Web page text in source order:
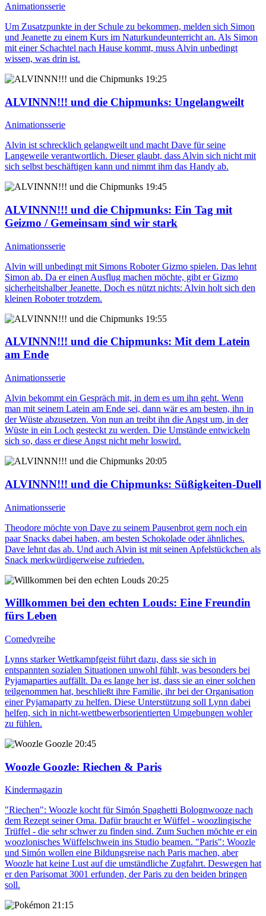
Animationsserie
Um Zusatzpunkte in der Schule zu bekommen, melden sich Simon
und Jeanette zu einem Kurs im Naturkundeunterricht an. Als Simon
mit einer Schachtel nach Hause kommt, muss Alvin unbedingt
wissen, was drin ist.
19:25
ALVINNN!!! und die Chipmunks: Ungelangweilt
Animationsserie
Alvin ist schrecklich gelangweilt und macht Dave für seine
Langeweile verantwortlich. Dieser glaubt, dass Alvin sich nicht mit
sich selbst beschäftigen kann und nimmt ihm das Handy ab.
19:45
ALVINNN!!! und die Chipmunks: Ein Tag mit
Geizmo / Gemeinsam sind wir stark
Animationsserie
Alvin will unbedingt mit Simons Roboter Gizmo spielen. Das lehnt
Simon ab. Da er einen Ausflug machen möchte, gibt er Gizmo
sicherheitshalber Jeanette. Doch es nützt nichts: Alvin holt sich den
kleinen Roboter trotzdem.
19:55
ALVINNN!!! und die Chipmunks: Mit dem Latein
am Ende
Animationsserie
Alvin bekommt ein Gespräch mit, in dem es um ihn geht. Wenn
man mit seinem Latein am Ende sei, dann wär es am besten, ihn in
der Wüste abzusetzen. Von nun an treibt ihn die Angst um, in der
Wüste in ein Loch gesteckt zu werden. Die Umstände entwickeln
sich so, dass er diese Angst nicht mehr loswird.
20:05
ALVINNN!!! und die Chipmunks: Süßigkeiten-Duell
Animationsserie
Theodore möchte von Dave zu seinem Pausenbrot gern noch ein
paar Snacks dabei haben, am besten Schokolade oder ähnliches.
Dave lehnt das ab. Und auch Alvin ist mit seinen Apfelstückchen als
Snack merkwürdigerweise zufrieden.
20:25
Willkommen bei den echten Louds: Eine Freundin
fürs Leben
Comedyreihe
Lynns starker Wettkampfgeist führt dazu, dass sie sich in
entspannten sozialen Situationen unwohl fühlt, was besonders bei
Pyjamaparties auffällt. Da es lange her ist, dass sie an einer solchen
teilgenommen hat, beschließt ihre Familie, ihr bei der Organisation
einer Pyjamaparty zu helfen. Diese Unterstützung soll Lynn dabei
helfen, sich in nicht-wettbewerbsorientierten Umgebungen wohler
zu fühlen.
20:45
Woozle Goozle: Riechen & Paris
Kindermagazin
"Riechen": Woozle kocht für Simón Spaghetti Bolognwooze nach
dem Rezept seiner Oma. Dafür braucht er Wüffel - woozlingische
Trüffel - die sehr schwer zu finden sind. Zum Suchen möchte er ein
woozlonisches Wüffelschwein ins Studio beamen. "Paris": Woozle
und Simón wollen eine Bildungsreise nach Paris machen, aber
Woozle hat keine Lust auf die umständliche Zugfahrt. Deswegen hat
er den Parisomat 3001 erfunden, der Paris zu den beiden bringen
soll.
21:15